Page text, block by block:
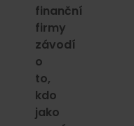
finanční
firmy
závodí
o
to,
kdo
jako